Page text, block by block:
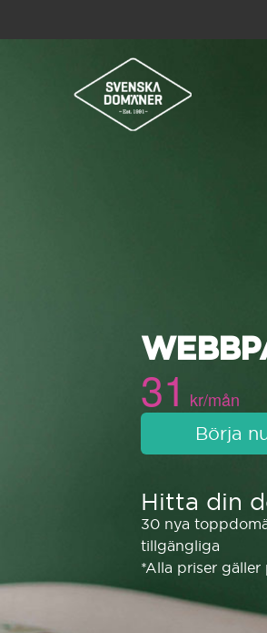
31 kr/mån
Börja
Hitta din
30 nya
tillgängliga
*Alla priser gäller